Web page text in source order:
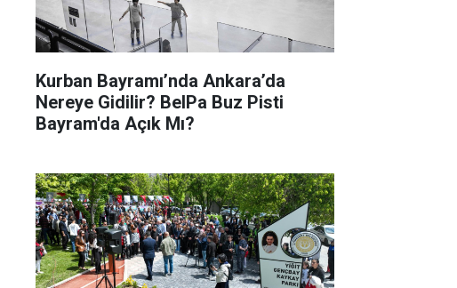
Kurban Bayramı’nda Ankara’da
Nereye Gidilir? BelPa Buz Pisti
Bayram'da Açık Mı?